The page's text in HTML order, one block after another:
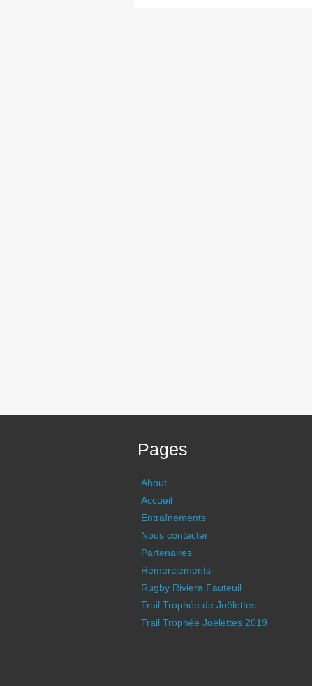
Pages
About
Accueil
Entraînements
Nous contacter
Partenaires
Remerciements
Rugby Riviera Fauteuil
Trail Trophée de Joëlettes
Trail Trophée Joëlettes 2019